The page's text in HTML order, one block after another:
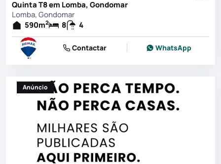
Quinta T8 em Lomba, Gondomar
Lomba, Gondomar
590m2 8 4
Contactar WhatsApp
Anúncio